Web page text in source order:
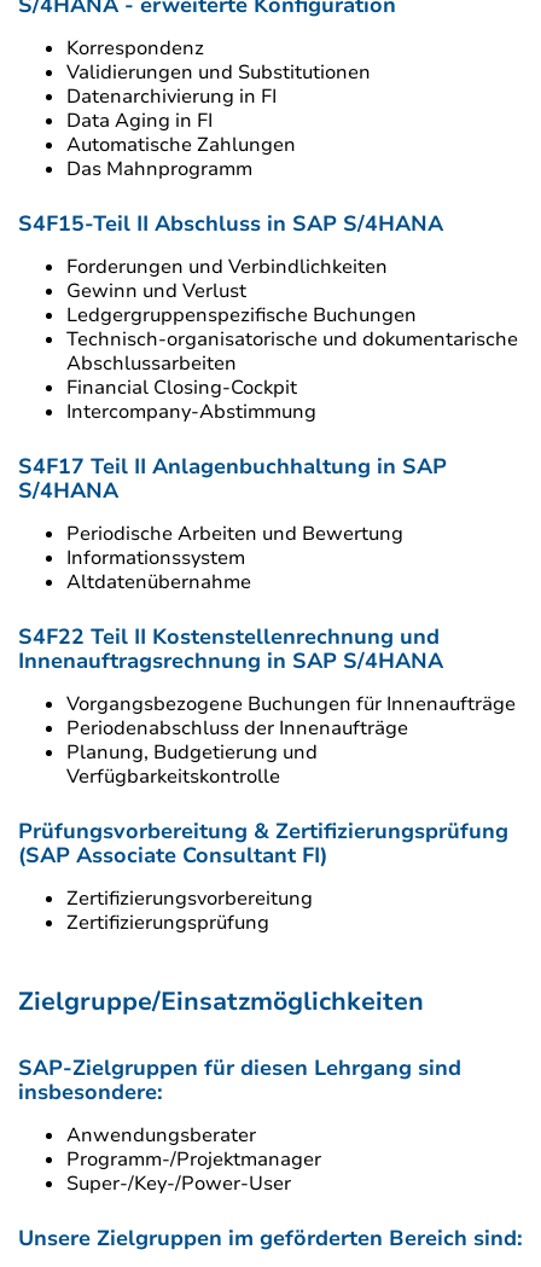
Korrespondenz
Validierungen und Substitutionen
Datenarchivierung in FI
Data Aging in FI
Automatische Zahlungen
Das Mahnprogramm
S4F15-Teil II Abschluss in SAP S/4HANA
Forderungen und Verbindlichkeiten
Gewinn und Verlust
Ledgergruppenspezifische Buchungen
Technisch-organisatorische und dokumentarische
Abschlussarbeiten
Financial Closing-Cockpit
Intercompany-Abstimmung
S4F17 Teil II Anlagenbuchhaltung in SAP
S/4HANA
Periodische Arbeiten und Bewertung
Informationssystem
Altdatenübernahme
S4F22 Teil II Kostenstellenrechnung und
Innenauftragsrechnung in SAP S/4HANA
Vorgangsbezogene Buchungen für Innenaufträge
Periodenabschluss der Innenaufträge
Planung, Budgetierung und
Verfügbarkeitskontrolle
Prüfungsvorbereitung & Zertifizierungsprüfung
(SAP Associate Consultant FI)
Zertifizierungsvorbereitung
Zertifizierungsprüfung
Zielgruppe/Einsatzmöglichkeiten
SAP-Zielgruppen für diesen Lehrgang sind
insbesondere:
Anwendungsberater
Programm-/Projektmanager
Super-/Key-/Power-User
Unsere Zielgruppen im geförderten Bereich sind: